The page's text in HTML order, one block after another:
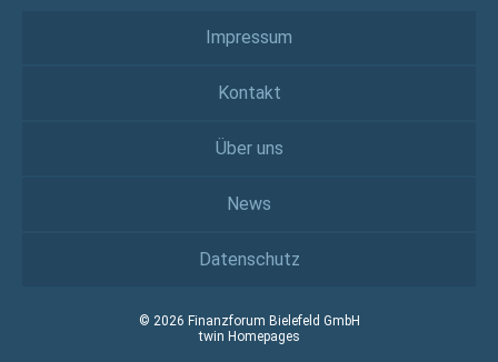
Impressum
Kontakt
Über uns
News
Datenschutz
© 2026 Finanzforum Bielefeld GmbH
twin Homepages